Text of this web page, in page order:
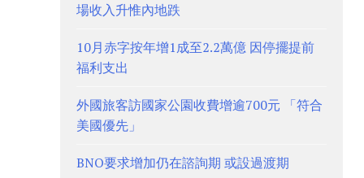
場收入升惟內地跌
10月赤字按年增1成至2.2萬億 因停擺提前
福利支出
外國旅客訪國家公園收費增逾700元 「符合
美國優先」
BNO要求增加仍在諮詢期 或設過渡期